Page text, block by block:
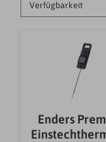
Enders